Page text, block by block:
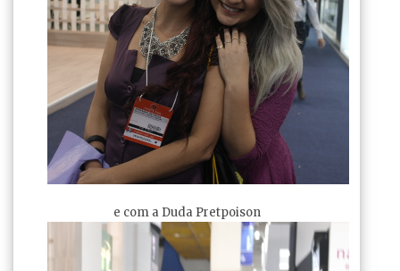
e com a Duda Pretpoison